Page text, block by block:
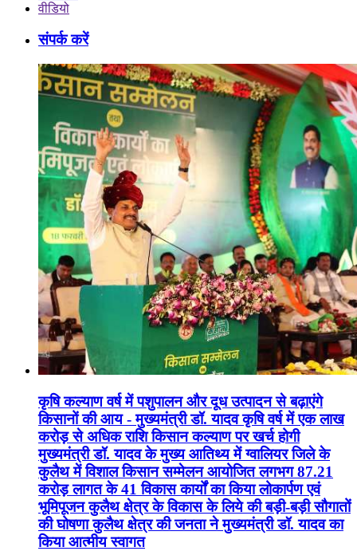
वीडियो
संपर्क करें
कृषि कल्याण वर्ष में पशुपालन और दूध उत्पादन से बढ़ाएंगे
किसानों की आय - मुख्यमंत्री डॉ. यादव कृषि वर्ष में एक लाख
करोड़ से अधिक राशि किसान कल्याण पर खर्च होगी
मुख्यमंत्री डॉ. यादव के मुख्य आतिथ्य में ग्वालियर जिले के
कुलैथ में विशाल किसान सम्मेलन आयोजित लगभग 87.21
करोड़ लागत के 41 विकास कार्यों का किया लोकार्पण एवं
भूमिपूजन कुलैथ क्षेत्र के विकास के लिये की बड़ी-बड़ी सौगातों
की घोषणा कुलैथ क्षेत्र की जनता ने मुख्यमंत्री डॉ. यादव का
किया आत्मीय स्वागत